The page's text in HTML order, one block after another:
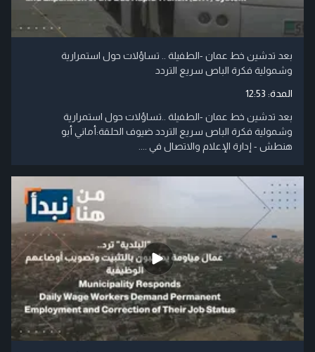
بعد تدشين خط عمان -الطفيلة .. تساؤلات حول استمرارية
وشمولية فكرة الباص سريع التردد
المدة: 12:53
بعد تدشين خط عمان -الطفيلة ..تساؤلات حول استمرارية
وشمولية فكرة الباص سريع التردد ضيوف الحلقة:أماني أبو
هنطش - إدارة الإعلام والاتصال في ....